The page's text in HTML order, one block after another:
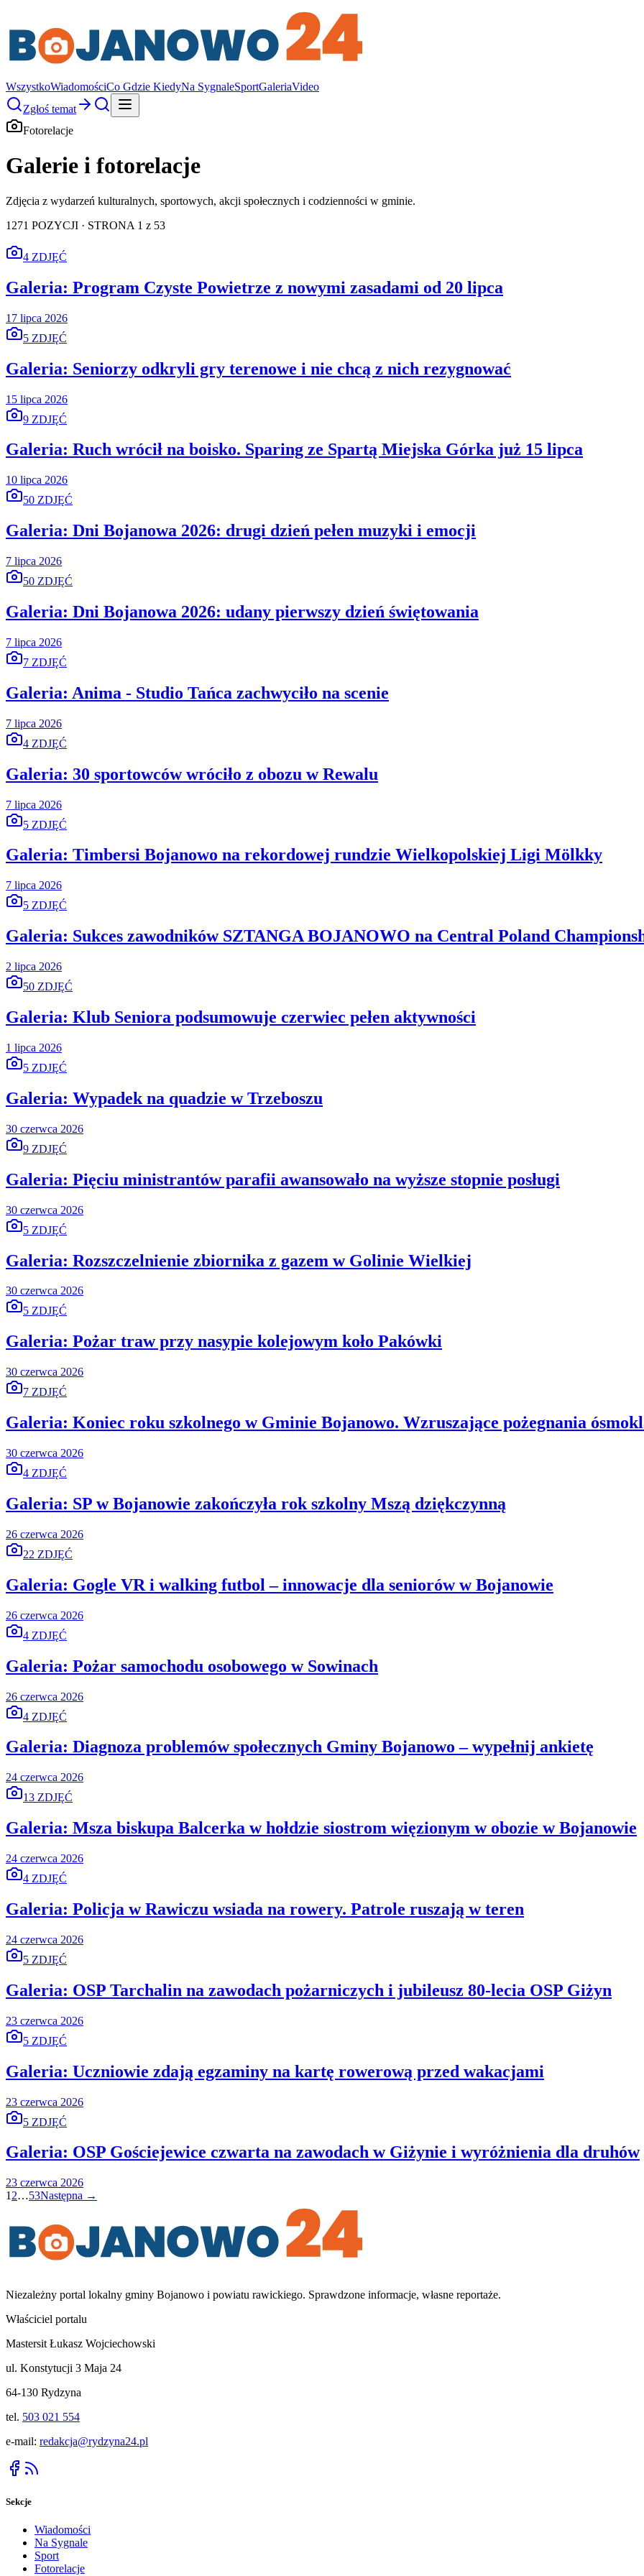
WszystkoWiadomościCo Gdzie KiedyNa SygnaleSportGaleriaVideo
Zgłoś temat
Fotorelacje
Galerie i fotorelacje
Zdjęcia z wydarzeń kulturalnych, sportowych, akcji społecznych i codzienności w gminie.
1271 POZYCJI · STRONA 1 z 53
4 ZDJĘĆ
Galeria: Program Czyste Powietrze z nowymi zasadami od 20 lipca
17 lipca 2026
5 ZDJĘĆ
Galeria: Seniorzy odkryli gry terenowe i nie chcą z nich rezygnować
15 lipca 2026
9 ZDJĘĆ
Galeria: Ruch wrócił na boisko. Sparing ze Spartą Miejska Górka już 15 lipca
10 lipca 2026
50 ZDJĘĆ
Galeria: Dni Bojanowa 2026: drugi dzień pełen muzyki i emocji
7 lipca 2026
50 ZDJĘĆ
Galeria: Dni Bojanowa 2026: udany pierwszy dzień świętowania
7 lipca 2026
7 ZDJĘĆ
Galeria: Anima - Studio Tańca zachwyciło na scenie
7 lipca 2026
4 ZDJĘĆ
Galeria: 30 sportowców wróciło z obozu w Rewalu
7 lipca 2026
5 ZDJĘĆ
Galeria: Timbersi Bojanowo na rekordowej rundzie Wielkopolskiej Ligi Mölkky
7 lipca 2026
5 ZDJĘĆ
Galeria: Sukces zawodników SZTANGA BOJANOWO na Central Poland
2 lipca 2026
50 ZDJĘĆ
Galeria: Klub Seniora podsumowuje czerwiec pełen aktywności
1 lipca 2026
5 ZDJĘĆ
Galeria: Wypadek na quadzie w Trzeboszu
30 czerwca 2026
9 ZDJĘĆ
Galeria: Pięciu ministrantów parafii awansowało na wyższe stopnie posługi
30 czerwca 2026
5 ZDJĘĆ
Galeria: Rozszczelnienie zbiornika z gazem w Golinie Wielkiej
30 czerwca 2026
5 ZDJĘĆ
Galeria: Pożar traw przy nasypie kolejowym koło Pakówki
30 czerwca 2026
7 ZDJĘĆ
Galeria: Koniec roku szkolnego w Gminie Bojanowo. Wzruszające pożegnania
30 czerwca 2026
4 ZDJĘĆ
Galeria: SP w Bojanowie zakończyła rok szkolny Mszą dziękczynną
26 czerwca 2026
22 ZDJĘĆ
Galeria: Gogle VR i walking futbol – innowacje dla seniorów w Bojanowie
26 czerwca 2026
4 ZDJĘĆ
Galeria: Pożar samochodu osobowego w Sowinach
26 czerwca 2026
4 ZDJĘĆ
Galeria: Diagnoza problemów społecznych Gminy Bojanowo – wypełnij ankietę
24 czerwca 2026
13 ZDJĘĆ
Galeria: Msza biskupa Balcerka w hołdzie siostrom więzionym w obozie w Bojanowie
24 czerwca 2026
4 ZDJĘĆ
Galeria: Policja w Rawiczu wsiada na rowery. Patrole ruszają w teren
24 czerwca 2026
5 ZDJĘĆ
Galeria: OSP Tarchalin na zawodach pożarniczych i jubileusz 80-lecia OSP Giżyn
23 czerwca 2026
5 ZDJĘĆ
Galeria: Uczniowie zdają egzaminy na kartę rowerową przed wakacjami
23 czerwca 2026
5 ZDJĘĆ
Galeria: OSP Gościejewice czwarta na zawodach w Giżynie i wyróżnienia dla druhów
23 czerwca 2026
1 2…53Następna →
Niezależny portal lokalny gminy Bojanowo i powiatu rawickiego. Sprawdzone informacje, własne reportaże.
Właściciel portalu
Mastersit Łukasz Wojciechowski
ul. Konstytucji 3 Maja 24
64-130 Rydzyna
tel. 503 021 554
e-mail: redakcja@rydzyna24.pl
Sekcje
Wiadomości
Na Sygnale
Sport
Fotorelacje